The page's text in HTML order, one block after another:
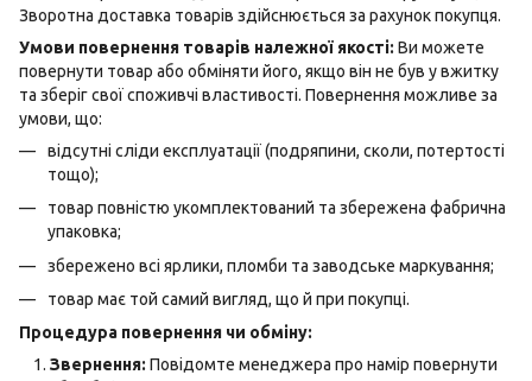
Зворотна доставка товарів здійснюється за рахунок покупця.
Умови повернення товарів належної якості: Ви можете
повернути товар або обміняти його, якщо він не був у вжитку
та зберіг свої споживчі властивості. Повернення можливе за
умови, що:
відсутні сліди експлуатації (подряпини, сколи, потертості
тощо);
товар повністю укомплектований та збережена фабрична
упаковка;
збережено всі ярлики, пломби та заводське маркування;
товар має той самий вигляд, що й при покупці.
Процедура повернення чи обміну:
Звернення: Повідомте менеджера про намір повернути